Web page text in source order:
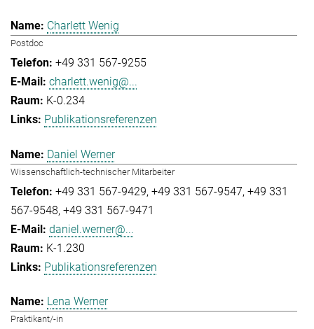
Charlett Wenig
Postdoc
+49 331 567-9255
charlett.wenig@...
K-0.234
Publikationsreferenzen
Daniel Werner
Wissenschaftlich-technischer Mitarbeiter
+49 331 567-9429 +49 331 567-9547 +49 331
567-9548 +49 331 567-9471
daniel.werner@...
K-1.230
Publikationsreferenzen
Lena Werner
Praktikant/-in